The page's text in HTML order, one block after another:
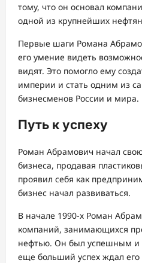
тому, что он основал
одной из крупнейших
Первые шаги Романа
его умение видеть
видят. Это помогло ему
империи и стать одним из
бизнесменов России и мира.
Путь к успеху
Роман Абрамович начал
бизнеса, продавая
проявил себя как
бизнес начал развиваться.
В начале 1990-х Роман
компаний, занимающихся
нефтью. Он был успешным и
еще больший успех ждал его